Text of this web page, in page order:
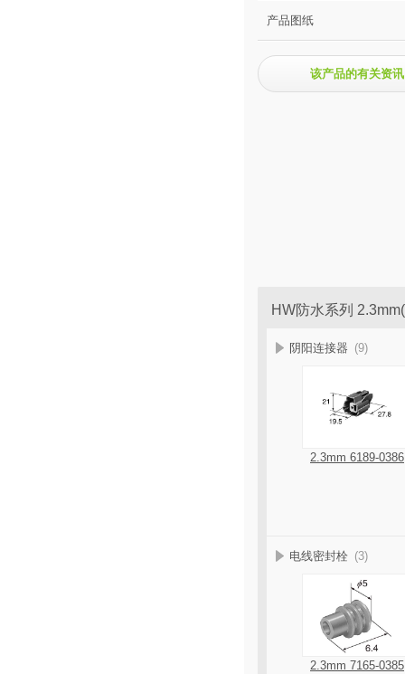
产品图纸
该产品的有关资讯
HW防水系列
阴阳连接器 (9)
2.3mm 6189-0386
电线密封栓 (3)
2.3mm 7165-0385